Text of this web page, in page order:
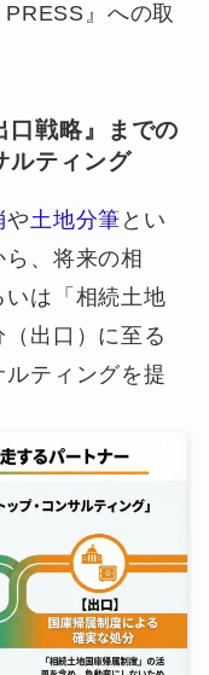
』への取
口戦略』までの
ルティング
や 土地分筆 とい
、将来の相
は「相続土地
出口）に至る
ルティングを提